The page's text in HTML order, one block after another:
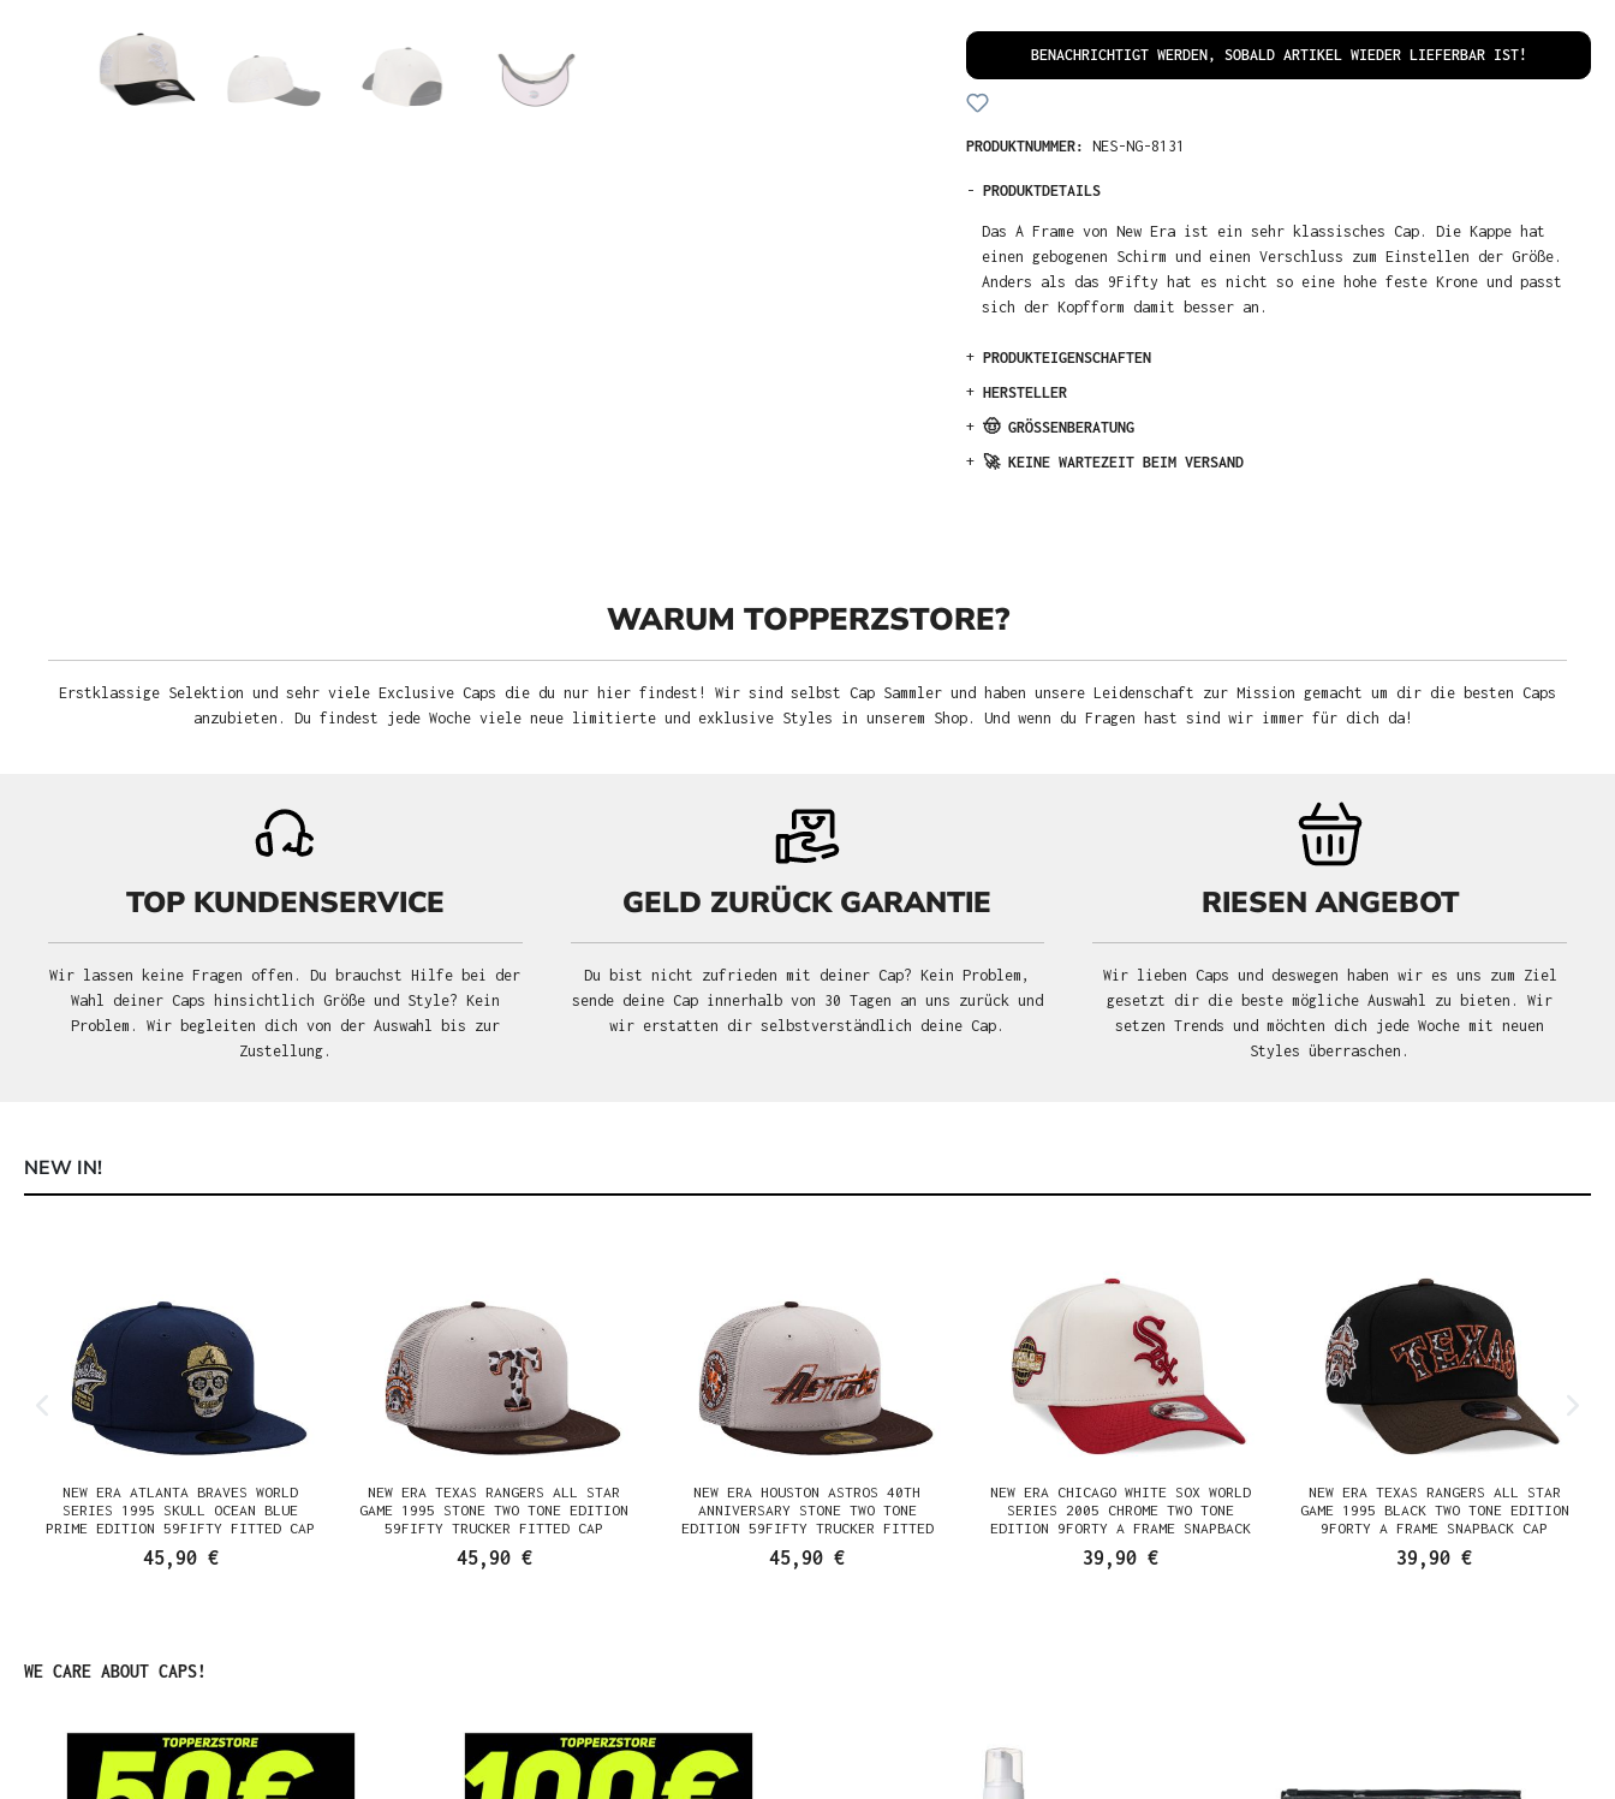
BENACHRICHTIGT WERDEN, SOBALD ARTIKEL WIEDER LIEFERBAR IST!
PRODUKTNUMMER: NES-NG-8131
- PRODUKTDETAILS
Das A Frame von New Era ist ein sehr klassisches Cap. Die Kappe hat
einen gebogenen Schirm und einen Verschluss zum Einstellen der Größe.
Anders als das 9Fifty hat es nicht so eine hohe feste Krone und passt
sich der Kopfform damit besser an.
+ PRODUKTEIGENSCHAFTEN
+ HERSTELLER
+ 🤠 GRÖSSENBERATUNG
+ 🚀 KEINE WARTEZEIT BEIM VERSAND
WARUM TOPPERZSTORE?
Erstklassige Selektion und sehr viele Exclusive Caps die du nur hier findest! Wir sind selbst Cap Sammler und haben unsere Leidenschaft zur Mission gemacht um dir die besten Caps
anzubieten. Du findest jede Woche viele neue limitierte und exklusive Styles in unserem Shop. Und wenn du Fragen hast sind wir immer für dich da!
TOP KUNDENSERVICE
Wir lassen keine Fragen offen. Du brauchst Hilfe bei der
Wahl deiner Caps hinsichtlich Größe und Style? Kein
Problem. Wir begleiten dich von der Auswahl bis zur
Zustellung.
GELD ZURÜCK GARANTIE
Du bist nicht zufrieden mit deiner Cap? Kein Problem,
sende deine Cap innerhalb von 30 Tagen an uns zurück und
wir erstatten dir selbstverständlich deine Cap.
RIESEN ANGEBOT
Wir lieben Caps und deswegen haben wir es uns zum Ziel
gesetzt dir die beste mögliche Auswahl zu bieten. Wir
setzen Trends und möchten dich jede Woche mit neuen
Styles überraschen.
NEW IN!
NEW ERA ATLANTA BRAVES WORLD
SERIES 1995 SKULL OCEAN BLUE
PRIME EDITION 59FIFTY FITTED CAP
45,90 €
NEW ERA TEXAS RANGERS ALL STAR
GAME 1995 STONE TWO TONE EDITION
59FIFTY TRUCKER FITTED CAP
45,90 €
NEW ERA HOUSTON ASTROS 40TH
ANNIVERSARY STONE TWO TONE
EDITION 59FIFTY TRUCKER FITTED
CAP
45,90 €
NEW ERA CHICAGO WHITE SOX WORLD
SERIES 2005 CHROME TWO TONE
EDITION 9FORTY A FRAME SNAPBACK
CAP
39,90 €
NEW ERA TEXAS RANGERS ALL STAR
GAME 1995 BLACK TWO TONE EDITION
9FORTY A FRAME SNAPBACK CAP
39,90 €
Produktgalerie überspringen
WE CARE ABOUT CAPS!